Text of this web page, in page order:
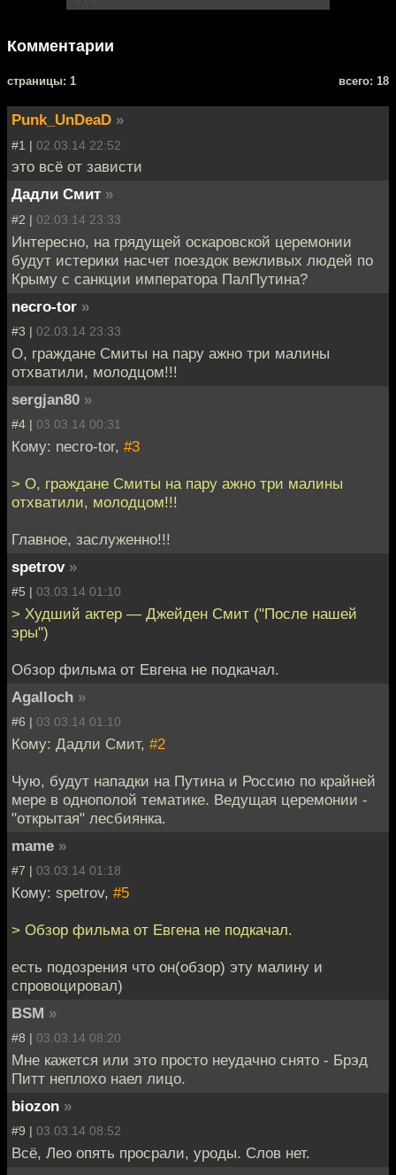
Комментарии
cтраницы: 1 всего: 18
Punk_UnDeaD »
#1 | 02.03.14 22:52
это всё от зависти
Дадли Смит »
#2 | 02.03.14 23:33
Интересно, на грядущей оскаровской церемонии
будут истерики насчет поездок вежливых людей по
Крыму с санкции императора ПалПутина?
necro-tor »
#3 | 02.03.14 23:33
О, граждане Смиты на пару ажно три малины
отхватили, молодцом!!!
sergjan80 »
#4 | 03.03.14 00:31
Кому: necro-tor, #3
> О, граждане Смиты на пару ажно три малины
отхватили, молодцом!!!
Главное, заслуженно!!!
spetrov »
#5 | 03.03.14 01:10
> Худший актер — Джейден Смит ("После нашей
эры")
Обзор фильма от Евгена не подкачал.
Agalloch »
#6 | 03.03.14 01:10
Кому: Дадли Смит, #2
Чую, будут нападки на Путина и Россию по крайней
мере в однополой тематике. Ведущая церемонии -
"открытая" лесбиянка.
mame »
#7 | 03.03.14 01:18
Кому: spetrov, #5
> Обзор фильма от Евгена не подкачал.
есть подозрения что он(обзор) эту малину и
спровоцировал)
BSM »
#8 | 03.03.14 08:20
Мне кажется или это просто неудачно снято - Брэд
Питт неплохо наел лицо.
biozon »
#9 | 03.03.14 08:52
Всё, Лео опять просрали, уроды. Слов нет.